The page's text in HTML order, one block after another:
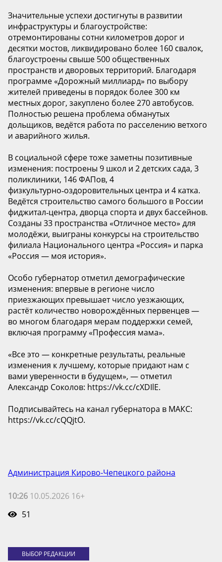
Значительные успехи достигнуты в развитии
инфраструктуры и благоустройстве:
отремонтированы сотни километров дорог и
десятки мостов, ликвидировано более 160 свалок,
благоустроены свыше 500 общественных
пространств и дворовых территорий. Благодаря
программе «Дорожный миллиард» по выбору
жителей приведены в порядок более 300 км
местных дорог, закуплено более 270 автобусов.
Полностью решена проблема обманутых
дольщиков, ведётся работа по расселению ветхого
и аварийного жилья.
В социальной сфере тоже заметны позитивные
изменения: построены 9 школ и 2 детских сада, 3
поликлиники, 146 ФАПов, 4
физкультурно‑оздоровительных центра и 4 катка.
Ведётся строительство самого большого в России
фиджитал‑центра, дворца спорта и двух бассейнов.
Созданы 33 пространства «Отличное место» для
молодёжи, выиграны конкурсы на строительство
филиала Национального центра «Россия» и парка
«Россия — моя история».
Особо губернатор отметил демографические
изменения: впервые в регионе число
приезжающих превышает число уезжающих,
растёт количество новорождённых первенцев —
во многом благодаря мерам поддержки семей,
включая программу «Профессия мама».
«Все это — конкретные результаты, реальные
изменения к лучшему, которые придают нам с
вами уверенности в будущем», — отметил
Александр Соколов: https://vk.cc/cXDIlE.
Подписывайтесь на канал губернатора в МАКС:
https://vk.cc/cQQjtO.
Администрация Кирово-Чепецкого района
10:26 10.05.2026 16+
51
ВЫБОР РЕДАКЦИИ